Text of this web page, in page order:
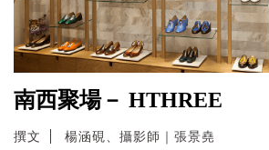
南西聚場－ HTHREE
撰文 楊涵硯、攝影師｜張景堯